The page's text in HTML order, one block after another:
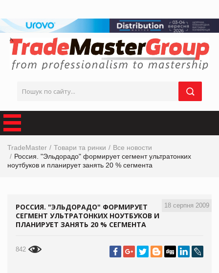
TradeMaster Товари та ринки
Все новости
Россия. "Эльдорадо" формирует сегмент ультратонких
ноутбуков и планирует занять 20 % сегмента
18 серпня 2009
РОССИЯ. "ЭЛЬДОРАДО" ФОРМИРУЕТ
СЕГМЕНТ УЛЬТРАТОНКИХ НОУТБУКОВ И
ПЛАНИРУЕТ ЗАНЯТЬ 20 % СЕГМЕНТА
842